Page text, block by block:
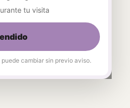
tu visita
cambiar sin previo aviso.